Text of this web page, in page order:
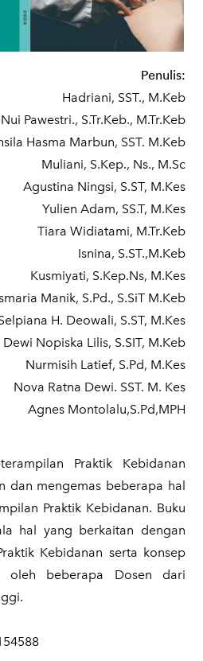
Penulis:
Hadriani, SST., M.Keb
Nui Pawestri., S.Tr.Keb., M.Tr.Keb
Hasma Marbun, SST. M.Keb
Muliani, S.Kep., Ns., M.Sc
Agustina Ningsi, S.ST, M.Kes
Yulien Adam, SS.T, M.Kes
Tiara Widiatami, M.Tr.Keb
Isnina, S.ST.,M.Keb
Kusmiyati, S.Kep.Ns, M.Kes
Manik, S.Pd., S.SiT M.Keb
H. Deowali, S.ST, M.Kes
Dewi Nopiska Lilis, S.SIT, M.Keb
Nurmisih Latief, S.Pd, M.Kes
Nova Ratna Dewi. SST. M. Kes
Agnes Montolalu,S.Pd,MPH
Praktik Kebidanan
dan mengemas beberapa hal
Praktik Kebidanan. Buku
hal yang berkaitan dengan
Kebidanan serta konsep
oleh beberapa Dosen dari